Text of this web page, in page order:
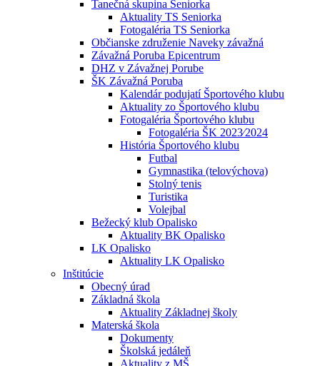
Tanečná skupina Seniorka
Aktuality TS Seniorka
Fotogaléria TS Seniorka
Občianske združenie Naveky závažná
Závažná Poruba Epicentrum
DHZ v Závažnej Porube
ŠK Závažná Poruba
Kalendár podujatí Športového klubu
Aktuality zo Športového klubu
Fotogaléria Športového klubu
Fotogaléria ŠK 2023⁄2024
História Športového klubu
Futbal
Gymnastika (telovýchova)
Stolný tenis
Turistika
Volejbal
Bežecký klub Opalisko
Aktuality BK Opalisko
LK Opalisko
Aktuality LK Opalisko
Inštitúcie
Obecný úrad
Základná škola
Aktuality Základnej školy
Materská škola
Dokumenty
Školská jedáleň
Aktuality z MŠ